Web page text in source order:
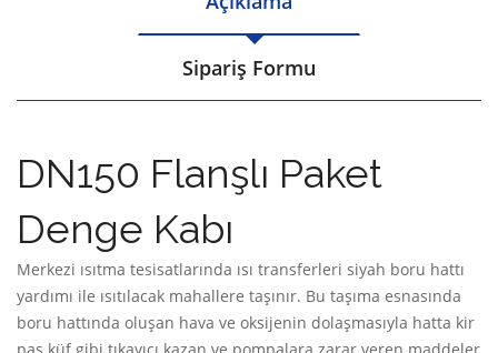
Sipariş Formu
DN150 Flanşlı Paket
Denge Kabı
Merkezi ısıtma tesisatlarında ısı transferleri siyah boru hattı
yardımı ile ısıtılacak mahallere taşınır. Bu taşıma esnasında
boru hattında oluşan hava ve oksijenin dolaşmasıyla hatta kir